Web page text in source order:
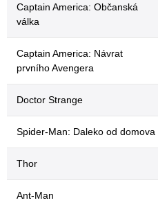
Captain America: Občanská
válka
Captain America: Návrat
prvního Avengera
Doctor Strange
Spider-Man: Daleko od domova
Thor
Ant-Man